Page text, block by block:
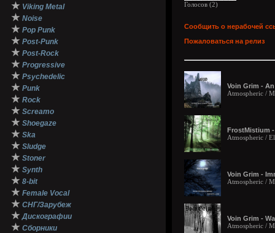
★ Viking Metal
★ Noise
★ Pop Punk
★ Post-Punk
★ Post-Rock
★ Progressive
★ Psychedelic
★ Punk
★ Rock
★ Screamo
★ Shoegaze
★ Ska
★ Sludge
★ Stoner
★ Synth
★ 8-bit
★ Female Vocal
★ СНГ/Зарубеж
★ Дискографии
★ Сборники
Голосов (2)
Сообщить о нерабочей
Пожаловаться на релиз
Voin Grim -
Atmospheric /
FrostMistium -
Atmospheric /
Voin Grim -
Atmospheric /
Voin Grim -
Atmospheric /